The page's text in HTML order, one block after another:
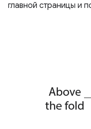
главной страницы и